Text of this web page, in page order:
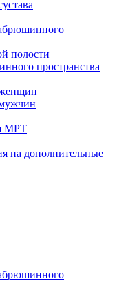
полости
пространства
МРТ
на дополнительные